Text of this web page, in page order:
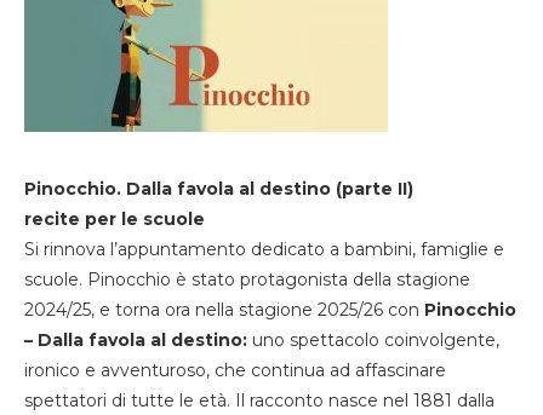
Pinocchio. Dalla favola al destino (parte II)
recite per le scuole
Si rinnova l’appuntamento dedicato a bambini, famiglie e
scuole. Pinocchio è stato protagonista della stagione
2024/25, e torna ora nella stagione 2025/26 con Pinocchio
– Dalla favola al destino: uno spettacolo coinvolgente,
ironico e avventuroso, che continua ad affascinare
spettatori di tutte le età. Il racconto nasce nel 1881 dalla